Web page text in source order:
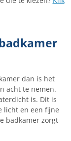
dan is het
acht te nemen.
is. Dit is
licht en een fijne
badkamer zorgt